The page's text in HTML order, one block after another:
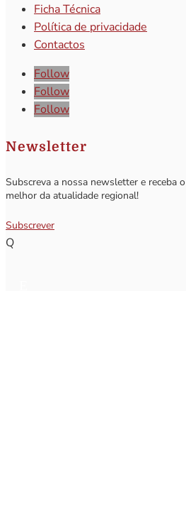
Ficha Técnica
Política de privacidade
Contactos
Follow
Follow
Follow
Newsletter
Subscreva a nossa newsletter e receba o
melhor da atualidade regional!
Subscrever
Q